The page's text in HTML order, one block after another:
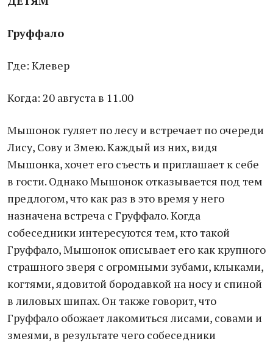
Груффало
Где: Клевер
Когда: 20 августа в 11.00
Мышонок гуляет по лесу и встречает по очереди
Лису, Сову и Змею. Каждый из них, видя
Мышонка, хочет его съесть и приглашает к себе
в гости. Однако Мышонок отказывается под тем
предлогом, что как раз в это время у него
назначена встреча с Груффало. Когда
собеседники интересуются тем, кто такой
Груффало, Мышонок описывает его как крупного
страшного зверя с огромными зубами, клыками,
когтями, ядовитой бородавкой на носу и спиной
в лиловых шипах. Он также говорит, что
Груффало обожает лакомиться лисами, совами и
змеями, в результате чего собеседники